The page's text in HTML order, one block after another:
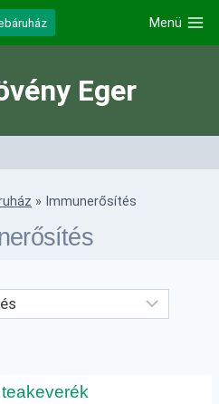
Menü
Eger
» Immunerősítés